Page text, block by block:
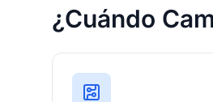
¿Cuándo